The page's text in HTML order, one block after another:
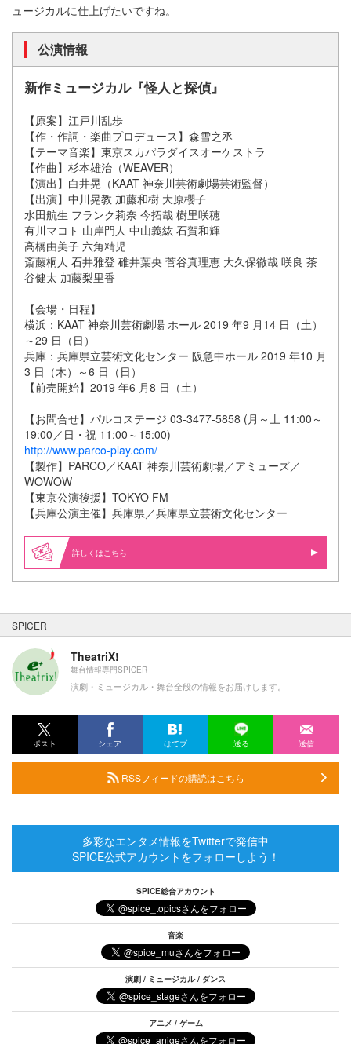
ュージカルに仕上げたいですね。
公演情報
新作ミュージカル『怪人と探偵』
【原案】江戸川乱歩
【作・作詞・楽曲プロデュース】森雪之丞
【テーマ音楽】東京スカパラダイスオーケストラ
【作曲】杉本雄治（WEAVER）
【演出】白井晃（KAAT 神奈川芸術劇場芸術監督）
【出演】中川晃教 加藤和樹 大原櫻子
水田航生 フランク莉奈 今拓哉 樹里咲穂
有川マコト 山岸門人 中山義紘 石賀和輝
高橋由美子 六角精児
斎藤桐人 石井雅登 碓井葉央 菅谷真理恵 大久保徹哉 咲良 茶
谷健太 加藤梨里香
【会場・日程】
横浜：KAAT 神奈川芸術劇場 ホール 2019 年9 月14 日（土）
～29 日（日）
兵庫：兵庫県立芸術文化センター 阪急中ホール 2019 年10 月
3 日（木）～6 日（日）
【前売開始】2019 年6 月8 日（土）
【お問合せ】パルコステージ 03-3477-5858 (月～土 11:00～
19:00／日・祝 11:00～15:00)
http://www.parco-play.com/
【製作】PARCO／KAAT 神奈川芸術劇場／アミューズ／
WOWOW
【東京公演後援】TOKYO FM
【兵庫公演主催】兵庫県／兵庫県立芸術文化センター
詳しくはこちら
SPICER
TheatriX!
舞台情報専門SPICER
演劇・ミュージカル・舞台全般の情報をお届けします。
ポスト シェア はてブ 送る 送信
RSSフィードの購読はこちら
多彩なエンタメ情報をTwitterで発信中
SPICE公式アカウントをフォローしよう！
SPICE総合アカウント
音楽
演劇 / ミュージカル / ダンス
アニメ / ゲーム